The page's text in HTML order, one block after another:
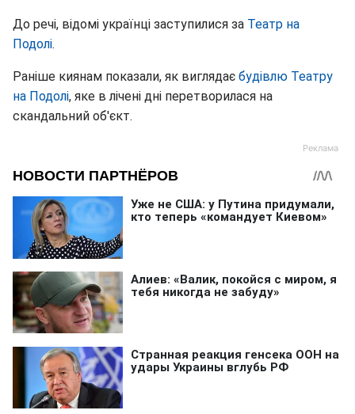
До речі, відомі українці заступилися за Театр на
Подолі.
Раніше киянам показали, як виглядає будівлю Театру
на Подолі, яке в лічені дні перетворилася на
скандальний об'єкт.